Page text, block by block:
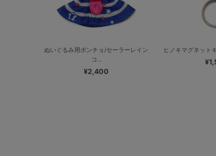
ぬいぐるみ用ポンチョ/セーラーレイン
コ...
¥2,400
ヒノキマグネット